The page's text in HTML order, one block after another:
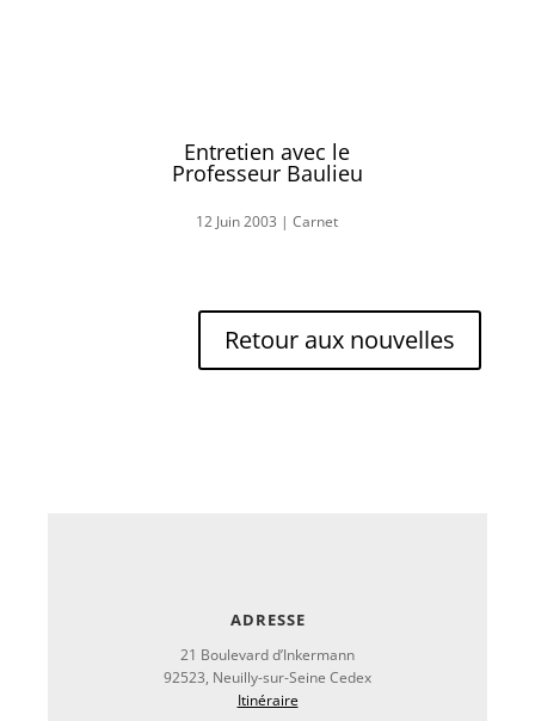
Entretien avec le
Professeur Baulieu
12 Juin 2003 |Carnet
Retour aux nouvelles
ADRESSE
21 Boulevard d’Inkermann
92523, Neuilly-sur-Seine Cedex
Itinéraire